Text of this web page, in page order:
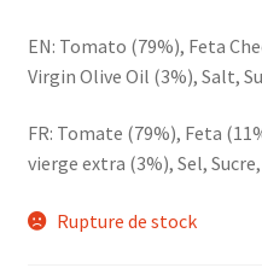
EN: Tomato (79%), Feta
Virgin Olive Oil (3%), Salt,
FR: Tomate (79%), Feta
vierge extra (3%), Sel,
Rupture de stock